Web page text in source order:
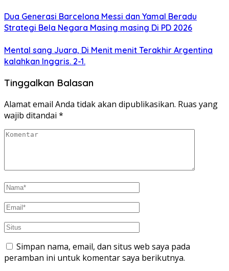
Dua Generasi Barcelona Messi dan Yamal Beradu
Strategi Bela Negara Masing masing Di PD 2026
Mental sang Juara, Di Menit menit Terakhir Argentina
kalahkan Inggris. 2-1.
Tinggalkan Balasan
Alamat email Anda tidak akan dipublikasikan. Ruas yang
wajib ditandai *
Simpan nama, email, dan situs web saya pada
peramban ini untuk komentar saya berikutnya.